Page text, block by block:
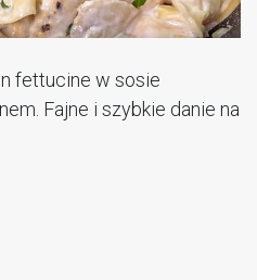
fettucine w sosie
Fajne i szybkie danie na